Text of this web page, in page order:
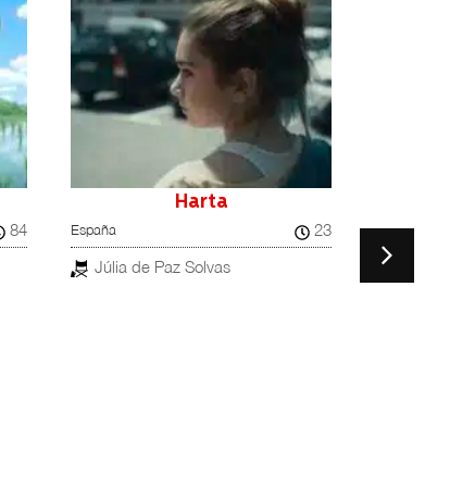
84
Harta
España
23
Júlia de Paz Solvas
República